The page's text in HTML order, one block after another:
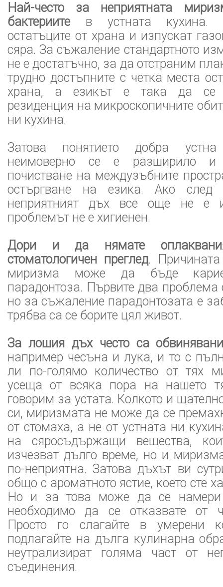
Най-често за неприятната
бактериите в устната кухина.
остатъците от храна и изпускат
сяра. За съжаление стандартното
не е достатъчно, за да отстраним
трудно достъпните с четка места
храна, а езикът е така да се
резиденция на микроскопичните
ни кухина.
Затова понятието добра
неимоверно се е разширило
почистване на междузъбните
остъргване на езика. Ако след
неприятният дъх все още не е
проблемът не е хигиенен.
Дори и да нямате
стоматологичен преглед.
миризма може да бъде
парадонтоза. Първите два проблема
но за съжаление парадонтозата е
трябва са се борите цял живот.
За лошия дъх често са
например чесъна и лука, и то с
ли по-голямо количество от тях
усеща от всяка пора на нашето
говорим за устата. Колкото и
си, миризмата не може да се
от стомаха, а не от устната ни
на сяросъдържащи вещества,
изчезват дълго време, но и
по-неприятна. Затова дъхът ви
общо с ароматното ястие, което сте
Но и за това може да се
необходимо да се отказвате от
Просто го слагайте в умерени
подлагайте на дълга кулинарна
неутрализират голяма част от
съединения.